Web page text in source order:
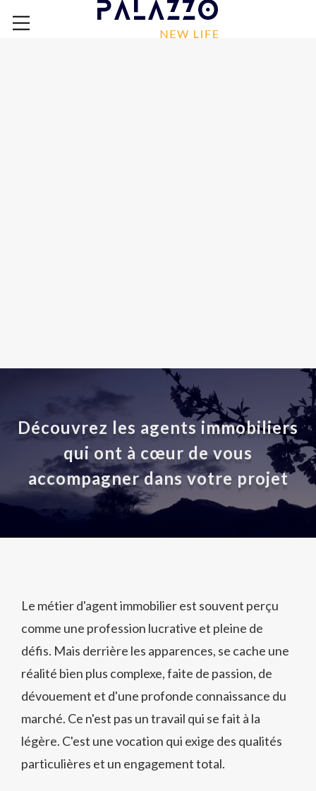
Découvrez les agents immobiliers
qui ont à cœur de vous
accompagner dans votre projet
Le métier d'agent immobilier est souvent perçu
comme une profession lucrative et pleine de
défis. Mais derrière les apparences, se cache une
réalité bien plus complexe, faite de passion, de
dévouement et d'une profonde connaissance du
marché. Ce n'est pas un travail qui se fait à la
légère. C'est une vocation qui exige des qualités
particulières et un engagement total.